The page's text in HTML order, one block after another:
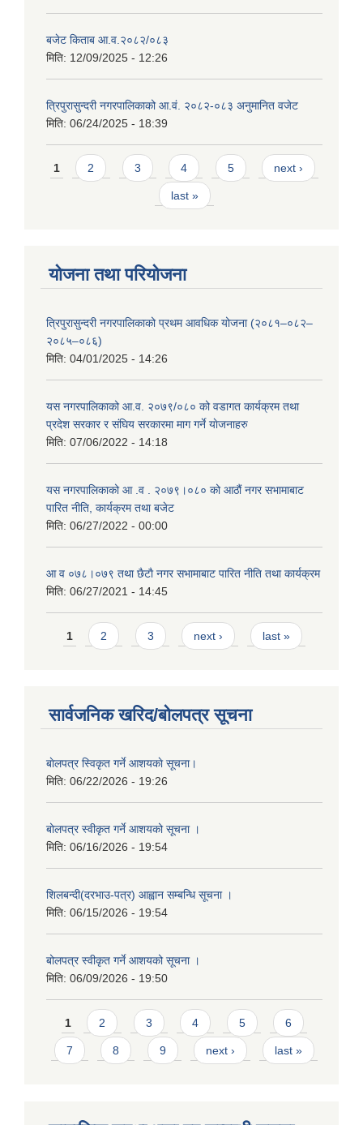
बजेट किताब आ.व.२०८२/०८३
मिति: 12/09/2025 - 12:26
त्रिपुरासुन्दरी नगरपालिकाको आ.वं. २०८२-०८३ अनुमानित वजेट
मिति: 06/24/2025 - 18:39
Pages
1 2 3 4 5 next ›
last »
योजना तथा परियोजना
त्रिपुरासुन्दरी नगरपालिकाको प्रथम आवधिक योजना (२०८१–०८२–
२०८५–०८६)
मिति: 04/01/2025 - 14:26
यस नगरपालिकाको आ.व. २०७९/०८० को वडागत कार्यक्रम तथा
प्रदेश सरकार र संघिय सरकारमा माग गर्ने याेजनाहरु
मिति: 07/06/2022 - 14:18
यस नगरपालिकाको आ‍ .व . २०७९।०८० को आठौं नगर सभामाबाट
पारित नीति, कार्यक्रम तथा बजेट
मिति: 06/27/2022 - 00:00
आ‍ व ०७८।०७९ तथा छैटाै नगर सभामाबाट पारित नीति तथा कार्यक्रम
मिति: 06/27/2021 - 14:45
Pages
1 2 3 next › last »
सार्वजनिक खरिद/बोलपत्र सूचना
बाेलपत्र स्विकृत गर्ने आशयकाे सूचना।
मिति: 06/22/2026 - 19:26
बोलपत्र स्वीकृत गर्ने आशयको सूचना ।
मिति: 06/16/2026 - 19:54
शिलबन्दी(दरभाउ-पत्र) आह्वान सम्बन्धि सूचना ।
मिति: 06/15/2026 - 19:54
बोलपत्र स्वीकृत गर्ने आशयको सूचना ।
मिति: 06/09/2026 - 19:50
Pages
1 2 3 4 5 6
7 8 9 next › last »